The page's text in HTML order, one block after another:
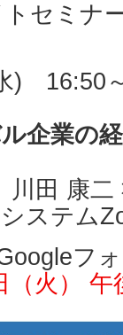
トセミナ
(水)
企業の
田 康二
ステム
フ
（火） 午